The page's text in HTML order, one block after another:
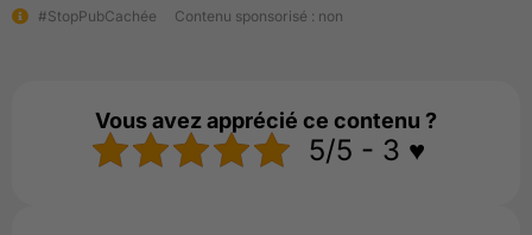
#StopPubCachée Contenu sponsorisé : non
Vous avez apprécié ce contenu ?
5/5 - 3 ♥️